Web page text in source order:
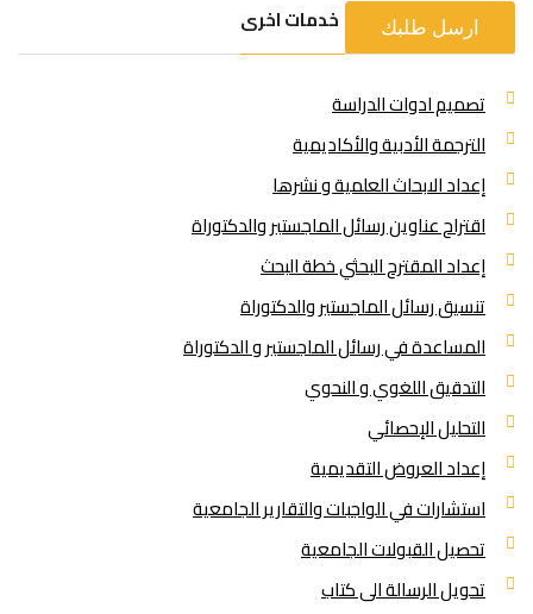
خدمات اخرى
تصميم ادوات الدراسة
الترجمة الأدبية والأكاديمية
إعداد الابحاث العلمية و نشرها
اقتراح عناوين رسائل الماجستير والدكتوراة
إعداد المقترح البحثي خطة البحث
تنسيق رسائل الماجستير والدكتوراة
المساعدة في رسائل الماجستير و الدكتوراة
التدقيق اللغوي و النحوي
التحليل الإحصائي
إعداد العروض التقديمية
استشارات في الواجبات والتقارير الجامعية
تحصيل القبولات الجامعية
تحويل الرسالة الى كتاب